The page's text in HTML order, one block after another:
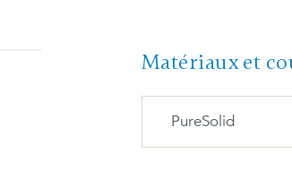
Matériaux et
PureSolid